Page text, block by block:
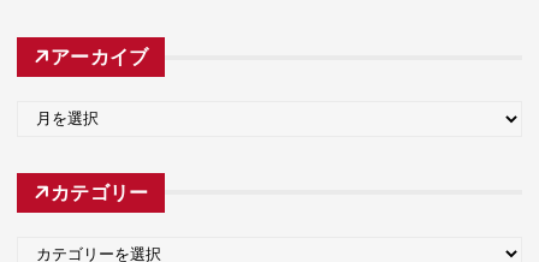
アーカイブ
カ
カテゴリー